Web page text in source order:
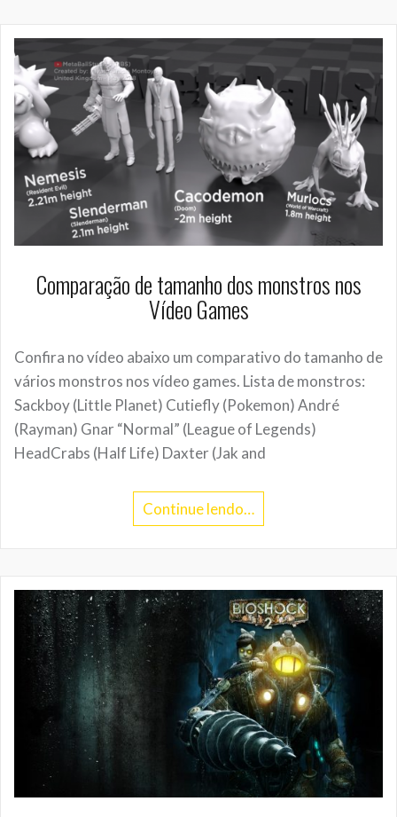
Comparação de tamanho dos monstros nos
Vídeo Games
Confira no vídeo abaixo um comparativo do tamanho de
vários monstros nos vídeo games. Lista de monstros:
Sackboy (Little Planet) Cutiefly (Pokemon) André
(Rayman) Gnar “Normal” (League of Legends)
HeadCrabs (Half Life) Daxter (Jak and
Continue lendo…